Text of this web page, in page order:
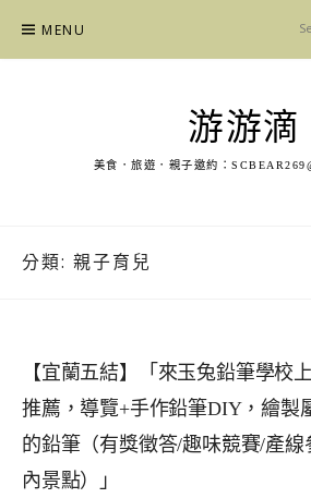
content
MENU
游游滴
美食．旅遊．親子邀約：
分類: 親子育兒
【宜蘭五結】「來玉兔鉛筆學校
推薦，導覽+手作鉛筆DIY，繪製
的鉛筆（有獎徵答/趣味競賽/產線
內景點）」